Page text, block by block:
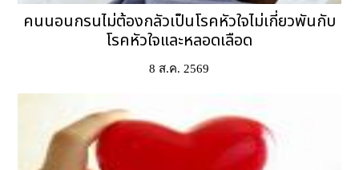
คนนอนกรนไม่ต้องกลัวเป็นโรคหัวใจไม่เกี่ยวพันกับ
โรคหัวใจและหลอดเลือด
8 ส.ค. 2569